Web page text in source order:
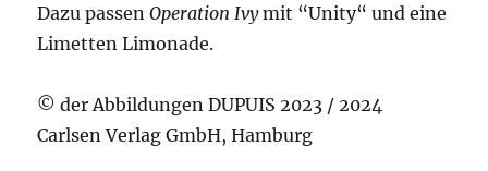
Dazu passenOperation Ivymit “Unity“ und eine
Limetten Limonade.
© der Abbildungen DUPUIS 2023 / 2024
Carlsen Verlag GmbH, Hamburg